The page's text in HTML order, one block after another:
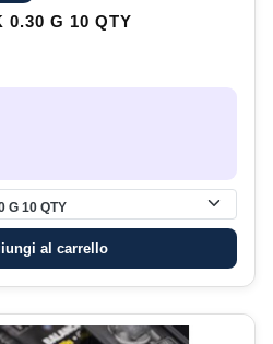
0.30 G 10 QTY
G 10 QTY
al carrello